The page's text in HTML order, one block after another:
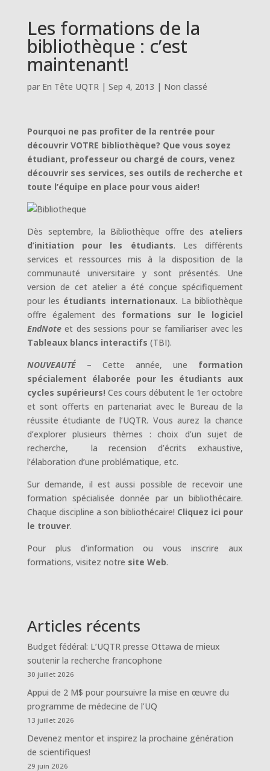
Les formations de la
bibliothèque : c’est
maintenant!
par En Tête UQTR| Sep 4, 2013 | Non classé
Pourquoi ne pas profiter de la rentrée pour
découvrir VOTRE bibliothèque? Que vous soyez
étudiant, professeur ou chargé de cours, venez
découvrir ses services, ses outils de recherche et
toute l’équipe en place pour vous aider!
Dès septembre, la Bibliothèque offre des ateliers
d’initiation pour les étudiants. Les différents
services et ressources mis à la disposition de la
communauté universitaire y sont présentés. Une
version de cet atelier a été conçue spécifiquement
pour les étudiants internationaux. La bibliothèque
offre également des formations sur le logiciel
EndNoteet des sessions pour se familiariser avec les
Tableaux blancs interactifs (TBI).
NOUVEAUTÉ– Cette année, une formation
spécialement élaborée pour les étudiants aux
cycles supérieurs! Ces cours débutent le 1er octobre
et sont offerts en partenariat avec le Bureau de la
réussite étudiante de l’UQTR. Vous aurez la chance
d’explorer plusieurs thèmes : choix d’un sujet de
recherche, la recension d’écrits exhaustive,
l’élaboration d’une problématique, etc.
Sur demande, il est aussi possible de recevoir une
formation spécialisée donnée par un bibliothécaire.
Chaque discipline a son bibliothécaire! Cliquez ici pour
le trouver.
Pour plus d’information ou vous inscrire aux
formations, visitez notre site Web.
Articles récents
Budget fédéral: L’UQTR presse Ottawa de mieux
soutenir la recherche francophone
30 juillet 2026
Appui de 2 M$ pour poursuivre la mise en œuvre du
programme de médecine de l’UQ
13 juillet 2026
Devenez mentor et inspirez la prochaine génération
de scientifiques!
29 juin 2026